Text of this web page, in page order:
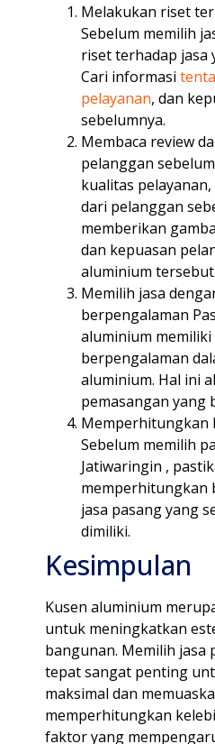
Melakukan riset
Sebelum memilih
riset terhadap jasa
Cari informasi
pelayanan, dan
sebelumnya.
Membaca review
pelanggan
kualitas
dari pelanggan
memberikan
dan kepuasan
aluminium tersebut.
Memilih jasa
berpengalaman
aluminium
berpengalaman
aluminium. Hal ini
pemasangan yang
Memperhitungkan
Sebelum memilih
Jatiwaringin ,
memperhitungkan
jasa pasang yang
dimiliki.
Kesimpulan
Kusen aluminium
untuk meningkatkan
bangunan. Memilih jasa
tepat sangat penting
maksimal dan
memperhitungkan
faktor yang